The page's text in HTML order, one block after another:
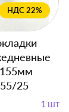
НДС 22%
25
1 шт